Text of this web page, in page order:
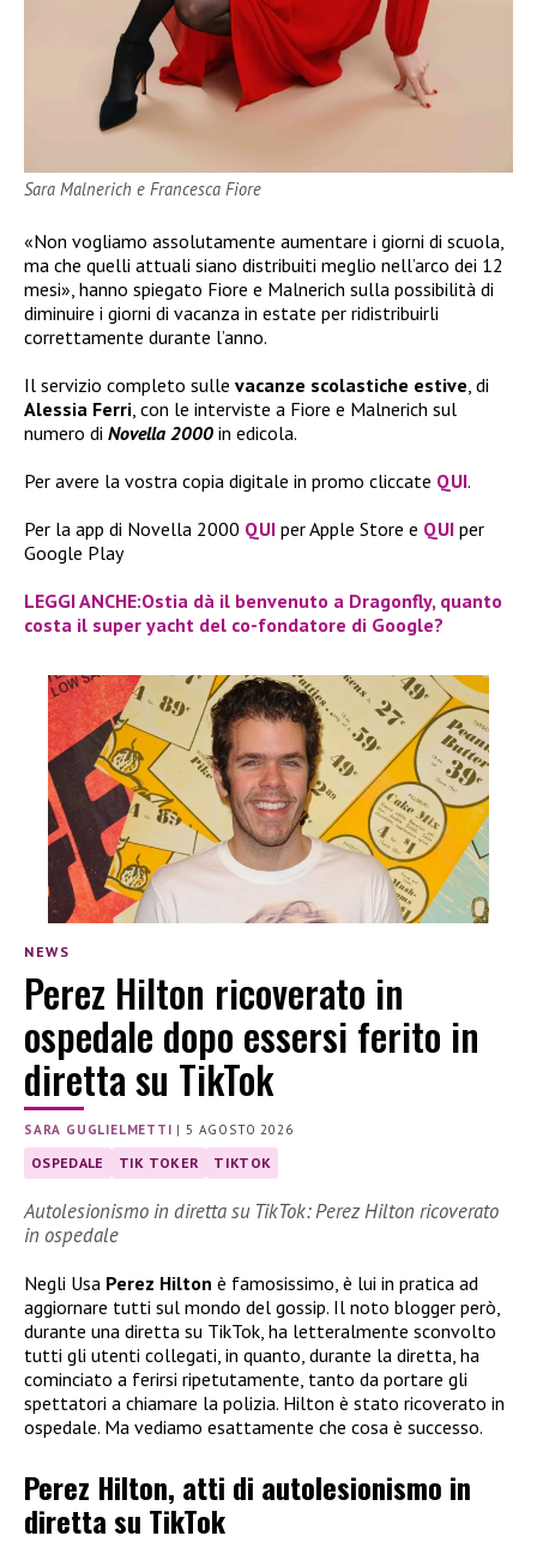
Sara Malnerich e Francesca Fiore
«Non vogliamo assolutamente aumentare i giorni di scuola,
ma che quelli attuali siano distribuiti meglio nell’arco dei 12
mesi», hanno spiegato Fiore e Malnerich sulla possibilità di
diminuire i giorni di vacanza in estate per ridistribuirli
correttamente durante l’anno.
Il servizio completo sulle vacanze scolastiche estive , di
Alessia Ferri , con le interviste a Fiore e Malnerich sul
numero di Novella 2000 in edicola.
Per avere la vostra copia digitale in promo cliccate QUI.
Per la app di Novella 2000 QUI per Apple Store e QUI per
Google Play
LEGGI ANCHE:Ostia dà il benvenuto a Dragonfly, quanto
costa il super yacht del co-fondatore di Google?
NEWS
Perez Hilton ricoverato in
ospedale dopo essersi ferito in
diretta su TikTok
SARA GUGLIELMETTI |5 AGOSTO 2026
OSPEDALE TIK TOKER TIKTOK
Autolesionismo in diretta su TikTok: Perez Hilton ricoverato
in ospedale
Negli Usa Perez Hilton è famosissimo, è lui in pratica ad
aggiornare tutti sul mondo del gossip. Il noto blogger però,
durante una diretta su TikTok, ha letteralmente sconvolto
tutti gli utenti collegati, in quanto, durante la diretta, ha
cominciato a ferirsi ripetutamente, tanto da portare gli
spettatori a chiamare la polizia. Hilton è stato ricoverato in
ospedale. Ma vediamo esattamente che cosa è successo.
Perez Hilton, atti di autolesionismo in
diretta su TikTok